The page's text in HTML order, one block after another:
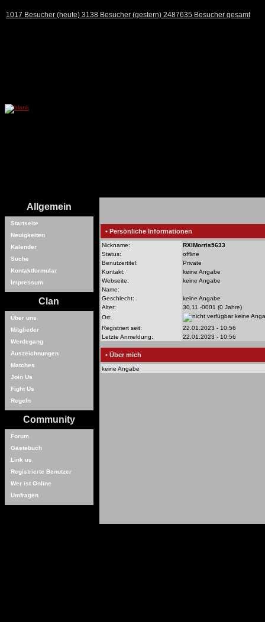
1017 Besucher (heute) 3138 Besucher (gestern) 2487635 Besucher gesamt
Allgemein
Startseite
Neuigkeiten
Kalender
Suche
Kontaktformular
Impressum
Clan
Über uns
Mitglieder
Werdegang
Auszeichnungen
Matches
Join Us
Fight Us
Regeln
Community
Forum
Gästebuch
Link us
Registrierte Benutzer
Wer ist Online
Umfragen
• Persönliche Informationen
Nickname:
RXIMorris5633
Status:
offline
Benutzertitel:
Private
Kontakt:
keine Angabe
Webseite:
keine Angabe
Name:
Geschlecht:
keine Angabe
Alter:
30.11.-0001 (0 Jahre)
Ort:
keine
Registriert seit:
22.01.2023 - 10:56
Letzte Anmeldung:
22.01.2023 - 10:56
• Über mich
keine Angabe